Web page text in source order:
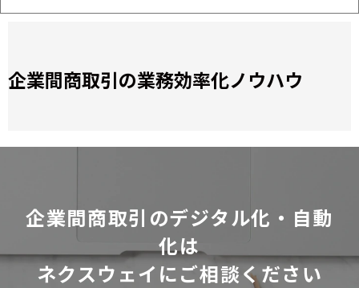
企業間商取引の業務効率化ノウハウ
企業間商取引のデジタル化・自動
化は
ネクスウェイにご相談ください